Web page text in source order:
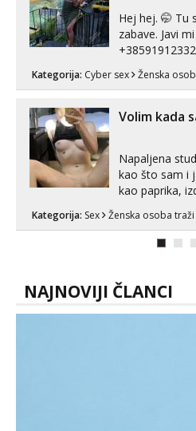
Hej hej. 🤭 Tu
zabave. Javi
Whatsapp). 🤙 NE javljaj se na uzivo.
Hvala.
Kategorija: Cyber sex Ženska
Volim kada
Napaljena
kao što sam i
kao paprika,
puta dnevno
javi što prije da
Kategorija: Sex Ženska osoba
NAJNOVIJI ČLANCI